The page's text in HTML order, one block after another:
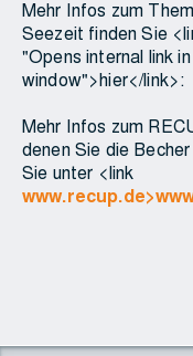
Mehr Infos zum
Seezeit finden Sie
"Opens internal link
window">hier</link>:
Mehr Infos zum
denen Sie die
Sie unter <link